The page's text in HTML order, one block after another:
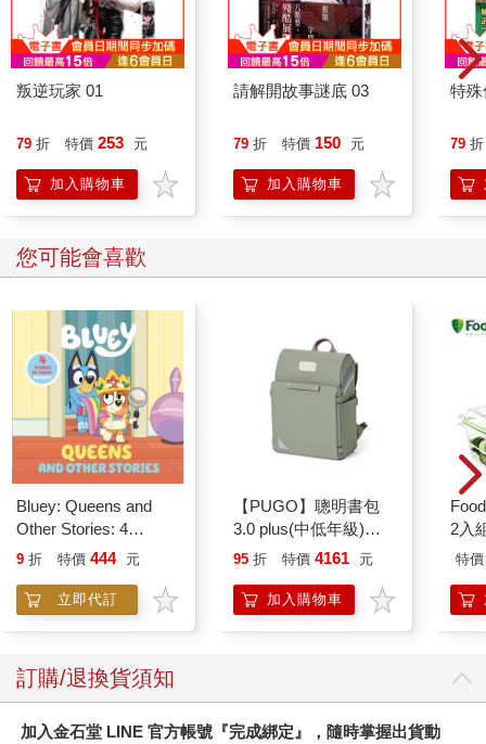
叛逆玩家 01
79 折 特價 253 元
加入購物車
請解開故事謎底 03
79 折 特價 150 元
加入購物車
特
79 折
您可能會喜歡
Bluey: Queens and
Other Stories: 4
Stories in 1 Book.
9 折 特價 444 元
立即代訂
【PUGO】聰明書包
3.0 plus(中低年級)沙
綠 全新進化玩美上市
95 折 特價 4161 元
加入購物車
2入
特價
訂購/退換貨須知
加入金石堂 LINE 官方帳號『完成綁定』，隨時掌握出貨動